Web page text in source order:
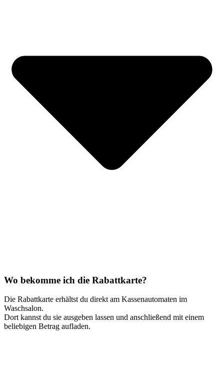
Wo bekomme ich die Rabattkarte?
Die Rabattkarte erhältst du direkt am Kassenautomaten im
Waschsalon.
Dort kannst du sie ausgeben lassen und anschließend mit einem
beliebigen Betrag aufladen.